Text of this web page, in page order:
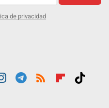
de privacidad